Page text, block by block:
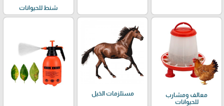
شنط للحيوانات
معالف ومشارب
للحيوانات
مستلزمات الخيل